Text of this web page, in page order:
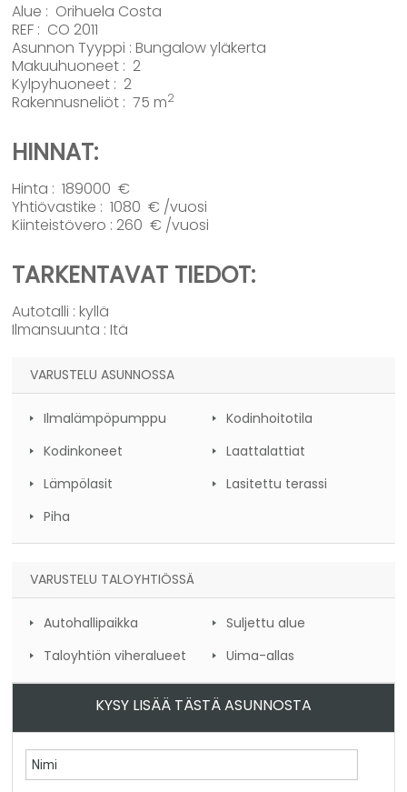
Alue : Orihuela Costa
REF : CO 2011
Asunnon Tyyppi :Bungalow yläkerta
Makuuhuoneet : 2
Kylpyhuoneet : 2
Rakennusneliöt : 75 m2
HINNAT:
Hinta : 189000 €
Yhtiövastike : 1080 € /vuosi
Kiinteistövero : 260 € /vuosi
TARKENTAVAT TIEDOT:
Autotalli : kyllä
Ilmansuunta : Itä
VARUSTELU ASUNNOSSA
Ilmalämpöpumppu
Kodinhoitotila
Kodinkoneet
Laattalattiat
Lämpölasit
Lasitettu terassi
Piha
VARUSTELU TALOYHTIÖSSÄ
Autohallipaikka
Suljettu alue
Taloyhtiön viheralueet
Uima-allas
KYSY LISÄÄ TÄSTÄ ASUNNOSTA